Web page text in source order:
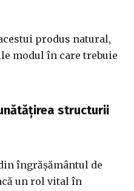
produs natural,
modul în care trebuie
structurii
îngrășământul de
un rol vital în